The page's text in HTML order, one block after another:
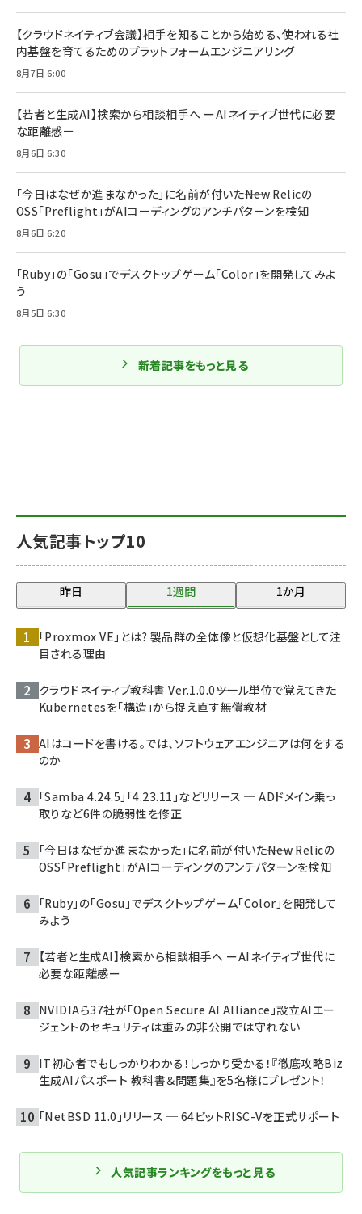
人気記事トップ10
昨日 1週間 1か月
「Proxmox VE」とは? 製品群の全体像と仮想化基盤として注
目される理由
クラウドネイティブ教科書 Ver.1.0.0――ツール単位で覚えてきた
Kubernetesを「構造」から捉え直す無償教材
AIはコードを書ける。では、ソフトウェアエンジニアは何をする
のか
「Samba 4.24.5」「4.23.11」などリリース ─ ADドメイン乗っ
取りなど6件の脆弱性を修正
「今日はなぜか進まなかった」に名前が付いた――New Relicの
OSS「Preflight」がAIコーディングのアンチパターンを検知
「Ruby」の「Gosu」でデスクトップゲーム「Color」を開発して
みよう
【若者と生成AI】検索から相談相手へ ーAIネイティブ世代に
必要な距離感ー
NVIDIAら37社が「Open Secure AI Alliance」設立――AIエー
ジェントのセキュリティは重みの非公開では守れない
IT初心者でもしっかりわかる！しっかり受かる！『徹底攻略Biz
生成AIパスポート 教科書＆問題集』を5名様にプレゼント！
「NetBSD 11.0」リリース ─ 64ビットRISC-Vを正式サポート
人気記事ランキングをもっと見る
【クラウドネイティブ会議】相手を知ることから始める、使われる社
内基盤を育てるためのプラットフォームエンジニアリング
8月7日 6:00
【若者と生成AI】検索から相談相手へ ーAIネイティブ世代に必要
な距離感ー
8月6日 6:30
「今日はなぜか進まなかった」に名前が付いた――New Relicの
OSS「Preflight」がAIコーディングのアンチパターンを検知
8月6日 6:20
「Ruby」の「Gosu」でデスクトップゲーム「Color」を開発してみよ
う
8月5日 6:30
新着記事をもっと見る